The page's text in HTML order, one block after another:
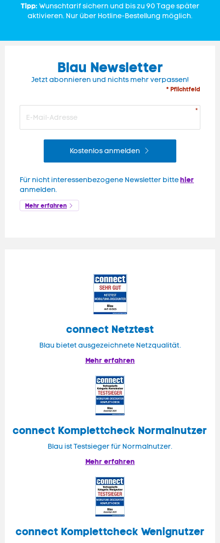
Tipp: Wunschtarif sichern und bis zu 90 Tage später
aktivieren. Nur über Hotline-Bestellung möglich.
Blau Newsletter
Jetzt abonnieren und nichts mehr verpassen!
* Pflichtfeld
Kostenlos anmelden
Für nicht interessenbezogene Newsletter bittehier
anmelden.
Mehr erfahren
connect Netztest
Blau bietet ausgezeichnete Netzqualität.
Mehr erfahren
connect Komplettcheck Normalnutzer
Blau ist Testsieger für Normalnutzer.
Mehr erfahren
connect Komplettcheck Wenignutzer